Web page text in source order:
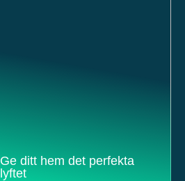
Ge ditt hem det perfekta
lyftet